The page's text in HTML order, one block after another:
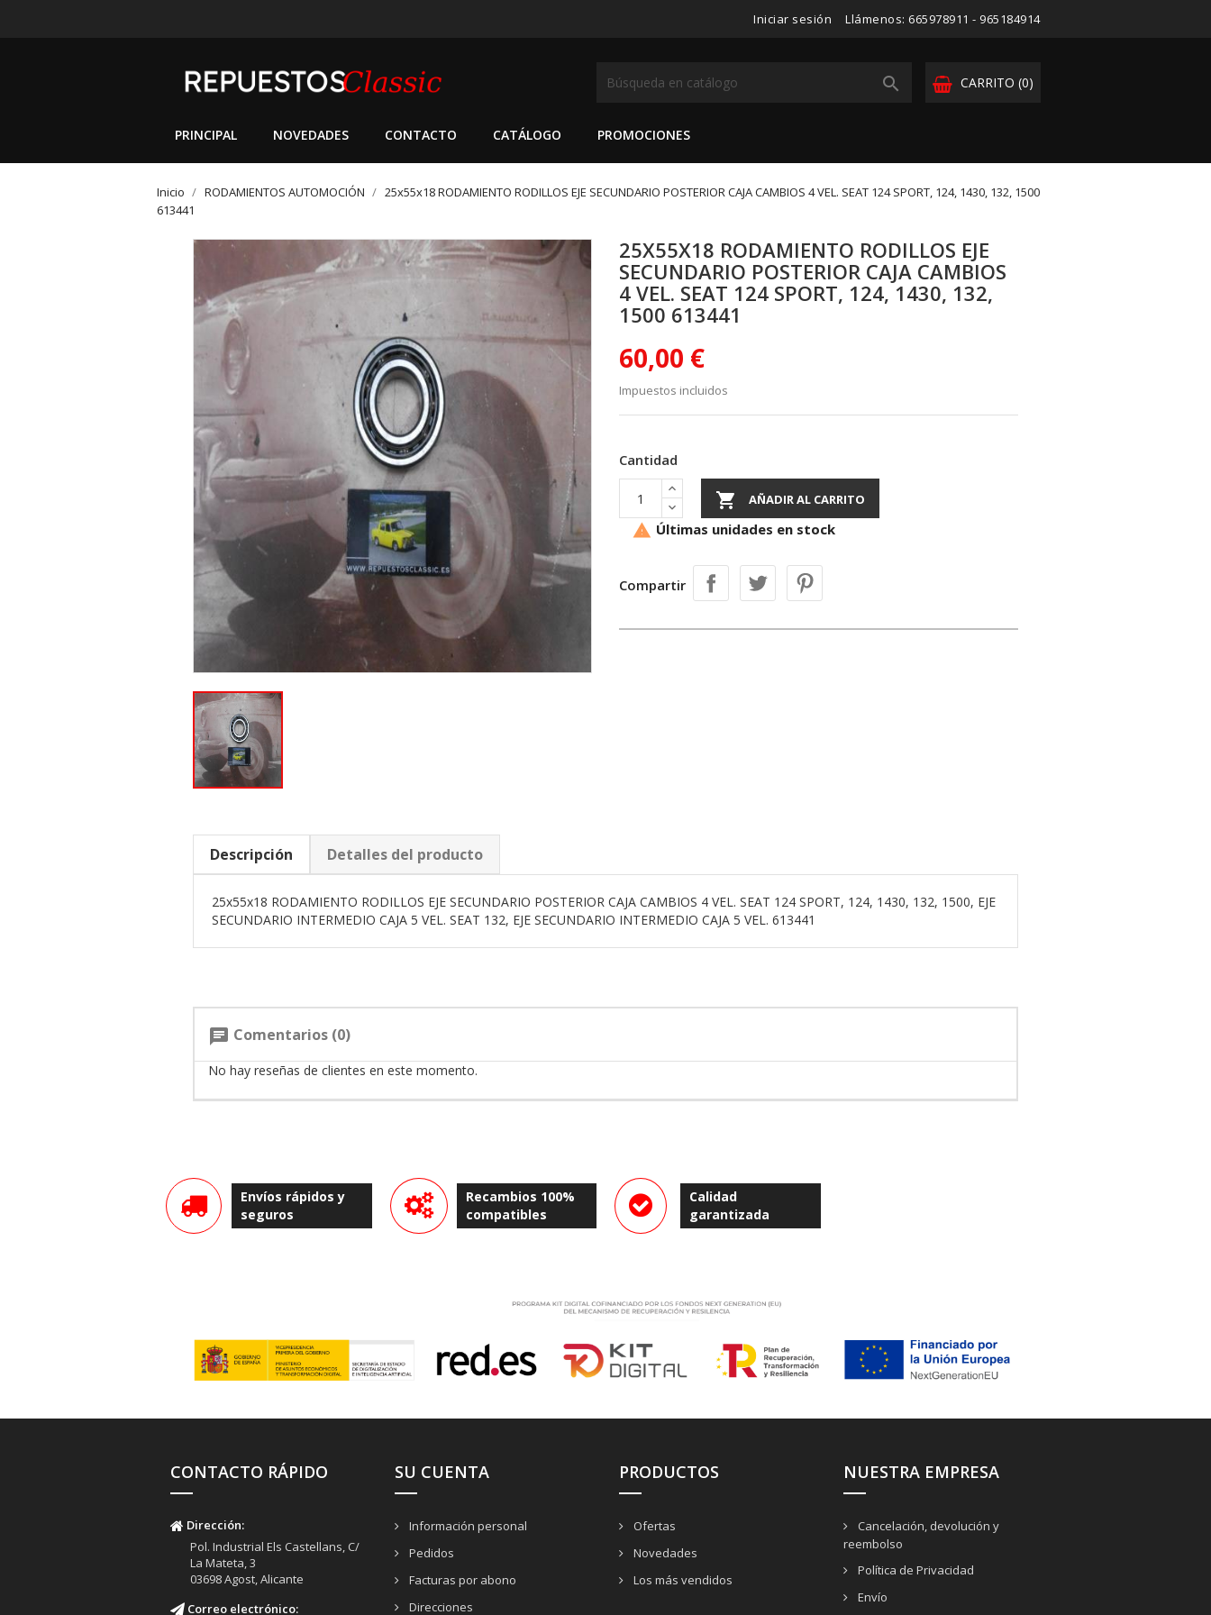
Iniciar sesión Llámenos: 665978911 - 965184914
CARRITO (0)

PRINCIPAL NOVEDADES CONTACTO CATÁLOGO PROMOCIONES
Inicio RODAMIENTOS AUTOMOCIÓN
25x55x18 RODAMIENTO RODILLOS EJE SECUNDARIO POSTERIOR CAJA CAMBIOS 4 VEL. SEAT 124 SPORT, 124, 1430, 132, 1500
613441
25X55X18 RODAMIENTO RODILLOS EJE
SECUNDARIO POSTERIOR CAJA CAMBIOS
4 VEL. SEAT 124 SPORT, 124, 1430, 132,
1500 613441
60,00 €
Impuestos incluidos
Cantidad
 AÑADIR AL CARRITO
 Últimas unidades en stock
Compartir
Descripción Detalles del producto
25x55x18 RODAMIENTO RODILLOS EJE SECUNDARIO POSTERIOR CAJA CAMBIOS 4 VEL. SEAT 124 SPORT, 124, 1430, 132, 1500, EJE
SECUNDARIO INTERMEDIO CAJA 5 VEL. SEAT 132, EJE SECUNDARIO INTERMEDIO CAJA 5 VEL. 613441
chat Comentarios (0)
No hay reseñas de clientes en este momento.
Envíos rápidos y
seguros
Recambios 100%
compatibles
Calidad
garantizada
CONTACTO RÁPIDO
Dirección:
Pol. Industrial Els Castellans, C/
La Mateta, 3
03698 Agost, Alicante
Correo electrónico:
SU CUENTA
Información personal
Pedidos
Facturas por abono
Direcciones
PRODUCTOS
Ofertas
Novedades
Los más vendidos
NUESTRA EMPRESA
Cancelación, devolución y
reembolso
Política de Privacidad
Envío